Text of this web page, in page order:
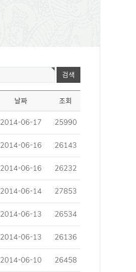
날짜 조회
2014-06-17 25990
2014-06-16 26143
2014-06-16 26232
2014-06-14 27853
2014-06-13 26534
2014-06-13 26136
2014-06-10 26458